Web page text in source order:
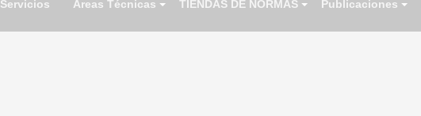
Servicios Áreas Técnicas TIENDAS DE NORMAS Publicaciones